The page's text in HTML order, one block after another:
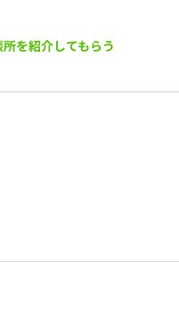
を紹介してもらう